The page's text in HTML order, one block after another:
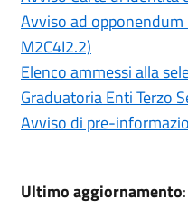
Avviso ad opponendum
M2C4I2.2)
Elenco ammessi alla
Graduatoria Enti Terzo
Avviso di pre-
Ultimo aggiornamento